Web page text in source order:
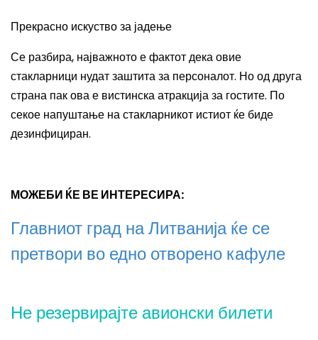
Прекрасно искуство за јадење
Се разбира, најважното е фактот дека овие
стакларници нудат заштита за персоналот. Но од друга
страна пак ова е вистинска атракција за гостите. По
секое напуштање на стакларникот истиот ќе биде
дезинфициран.
МОЖЕБИ ЌЕ ВЕ ИНТЕРЕСИРА:
Главниот град на Литванија ќе се
претвори во едно отворено кафуле
Не резервирајте авионски билети